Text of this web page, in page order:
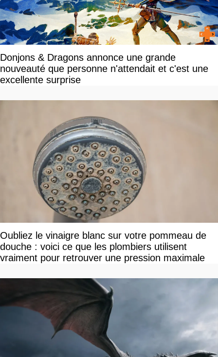
Donjons & Dragons annonce une grande
nouveauté que personne n'attendait et c'est une
excellente surprise
Oubliez le vinaigre blanc sur votre pommeau de
douche : voici ce que les plombiers utilisent
vraiment pour retrouver une pression maximale